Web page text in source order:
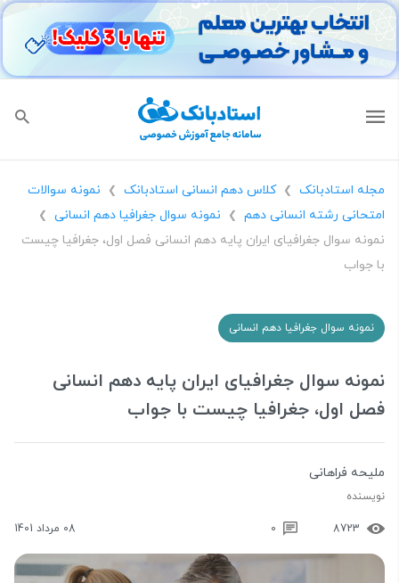
مجله استادبانک ❯ کلاس دهم انسانی استادبانک ❯
نمونه سوالات
امتحانی رشته انسانی دهم
❯ نمونه سوال جغرافیا دهم انسانی ❯
نمونه سوال جغرافیای ایران پایه دهم انسانی فصل اول، جغرافیا چیست
با جواب
نمونه سوال جغرافیا دهم انسانی
نمونه سوال جغرافیای ایران پایه دهم انسانی
فصل اول، جغرافیا چیست با جواب
ملیحه فراهانی
نویسنده
8723
0 08 مرداد 1401